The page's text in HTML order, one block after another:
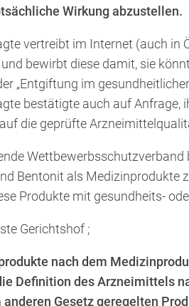
Wirkung abzustellen.
vertreibt im Internet (auch in
bewirbt diese damit, sie
„Entgiftung im
bestätigte auch auf
die geprüfte
Bentonit als Medizinprodukte
Produkte mit gesundheits-
Gerichtshof ;
nach dem
Definition des Arzneimittels
anderen Gesetz geregelten